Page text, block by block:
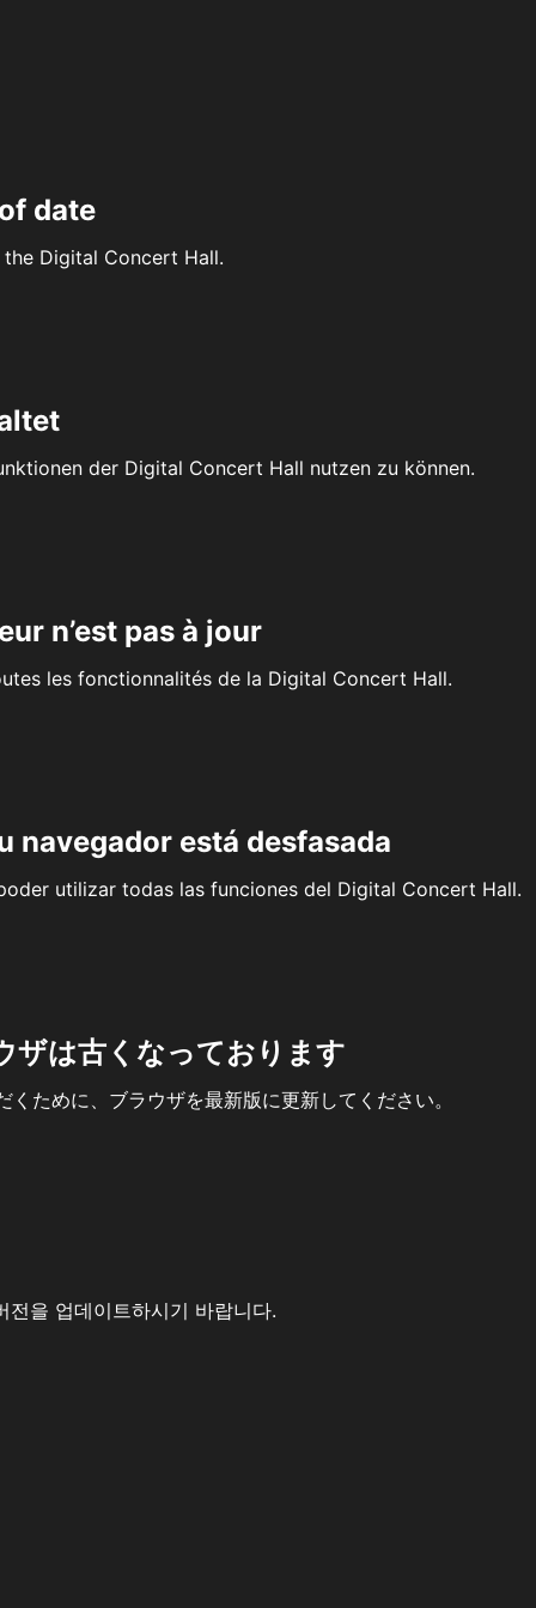
date
Digital Concert Hall.
der Digital Concert Hall nutzen zu können.
n’est pas à jour
les fonctionnalités de la Digital Concert Hall.
navegador está desfasada
utilizar todas las funciones del Digital Concert Hall.
ザは古くなっております
ために、ブラウザを最新版に更新してください。
을 업데이트하시기 바랍니다.